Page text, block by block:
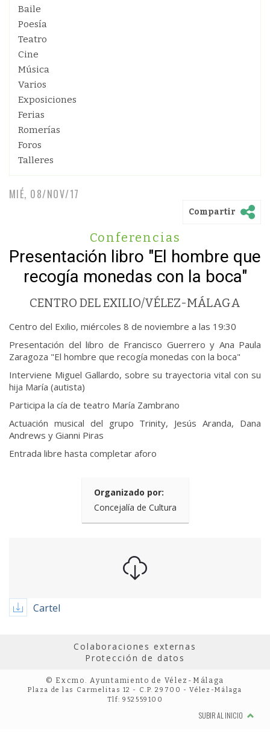
Baile
Poesía
Teatro
Cine
Música
Varios
Exposiciones
Ferias
Romerías
Foros
Talleres
MIÉ, 08/NOV/17
Compartir
Conferencias
Presentación libro "El hombre que
recogía monedas con la boca"
CENTRO DEL EXILIO/VÉLEZ-MÁLAGA
Centro del Exilio, miércoles 8 de noviembre a las 19:30
Presentación del libro de Francisco Guerrero y Ana Paula
Zaragoza "El hombre que recogía monedas con la boca"
Interviene Miguel Gallardo, sobre su trayectoria vital con su
hija María (autista)
Participa la cía de teatro María Zambrano
Actuación musical del grupo Trinity, Jesús Aranda, Dana
Andrews y Gianni Piras
Entrada libre hasta completar aforo
Organizado por:
Concejalía de Cultura
Cartel
Colaboraciones externas
Protección de datos
© Excmo. Ayuntamiento de Vélez-Málaga
Plaza de las Carmelitas 12 - C.P. 29700 - Vélez-Málaga
Tlf: 952559100
SUBIR AL INICIO